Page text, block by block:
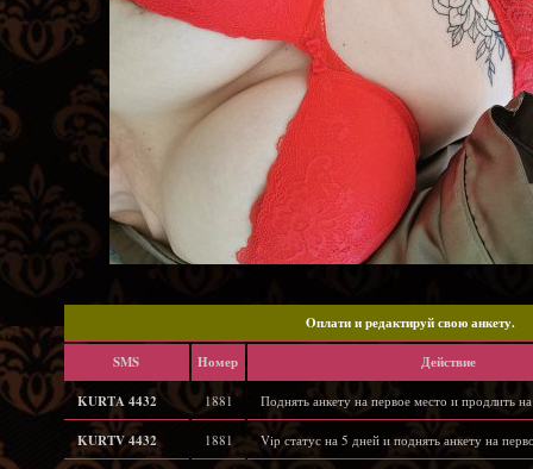
Oплати и редактируй свою анкету.
SMS Hомер Действие
KURTA 4432 1881 Поднять анкету на первое место и продлить
KURTV 4432 1881 Vip статус на 5 дней и поднять анкету на